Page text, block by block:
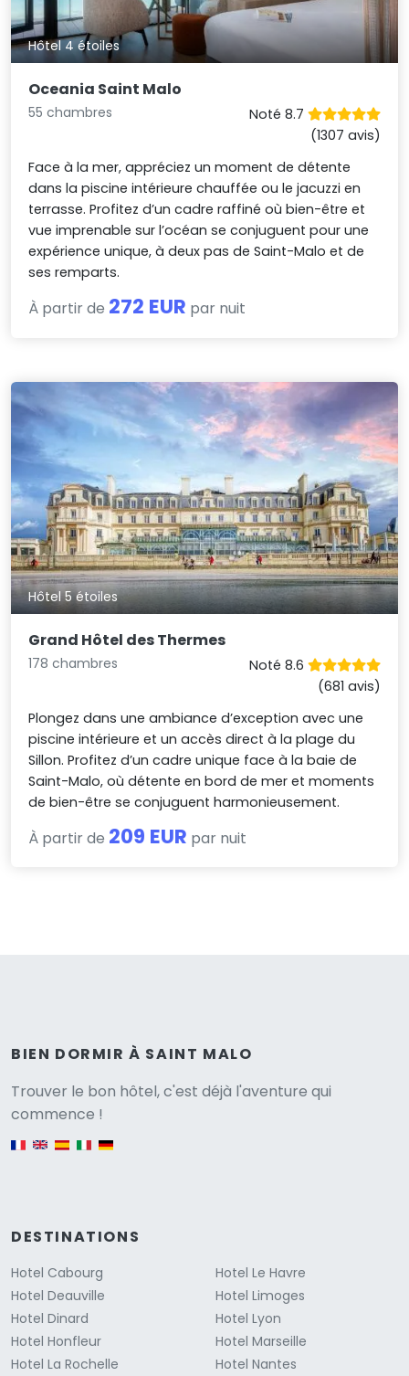
Hôtel 4 étoiles
Oceania Saint Malo
55 chambres
Noté 8.7
(1307 avis)
Face à la mer, appréciez un moment de détente
dans la piscine intérieure chauffée ou le jacuzzi en
terrasse. Profitez d’un cadre raffiné où bien-être et
vue imprenable sur l’océan se conjuguent pour une
expérience unique, à deux pas de Saint-Malo et de
ses remparts.
À partir de 272 EUR par nuit
Hôtel 5 étoiles
Grand Hôtel des Thermes
178 chambres
Noté 8.6
(681 avis)
Plongez dans une ambiance d’exception avec une
piscine intérieure et un accès direct à la plage du
Sillon. Profitez d’un cadre unique face à la baie de
Saint-Malo, où détente en bord de mer et moments
de bien-être se conjuguent harmonieusement.
À partir de 209 EUR par nuit
BIEN DORMIR À SAINT MALO
Trouver le bon hôtel, c'est déjà l'aventure qui
commence !
DESTINATIONS
Hotel Cabourg
Hotel Deauville
Hotel Dinard
Hotel Honfleur
Hotel La Rochelle
Hotel Le Havre
Hotel Limoges
Hotel Lyon
Hotel Marseille
Hotel Nantes